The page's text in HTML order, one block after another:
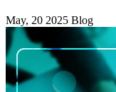
May, 20 2025 Blog